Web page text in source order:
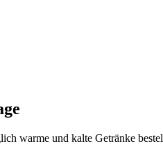
warme und kalte Getränke